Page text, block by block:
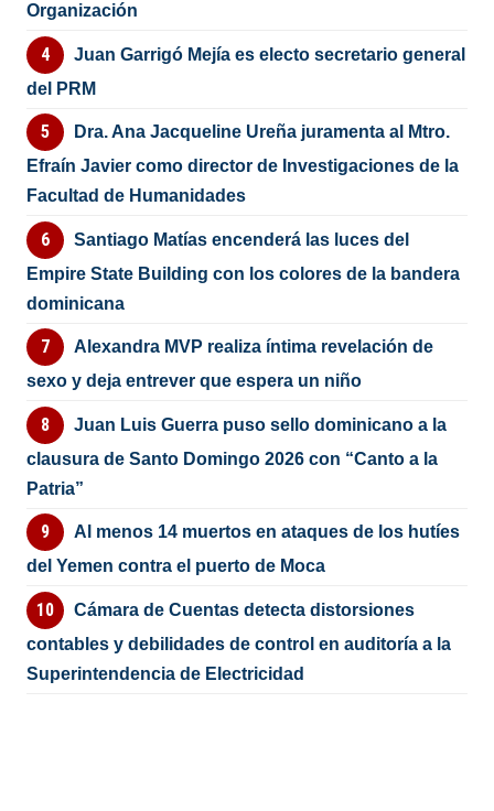
Organización
Juan Garrigó Mejía es electo secretario general
del PRM
Dra. Ana Jacqueline Ureña juramenta al Mtro.
Efraín Javier como director de Investigaciones de la
Facultad de Humanidades
Santiago Matías encenderá las luces del
Empire State Building con los colores de la bandera
dominicana
Alexandra MVP realiza íntima revelación de
sexo y deja entrever que espera un niño
Juan Luis Guerra puso sello dominicano a la
clausura de Santo Domingo 2026 con “Canto a la
Patria”
Al menos 14 muertos en ataques de los hutíes
del Yemen contra el puerto de Moca
Cámara de Cuentas detecta distorsiones
contables y debilidades de control en auditoría a la
Superintendencia de Electricidad